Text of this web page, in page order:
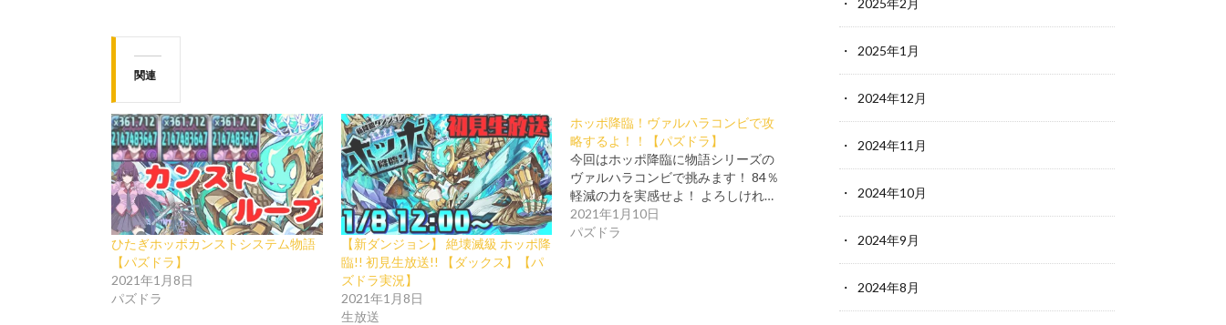
関連
ひたぎホッポカンストシステム物語
【パズドラ】
2021年1月8日
パズドラ
【新ダンジョン】 絶壊滅級 ホッポ降
臨!! 初見生放送!! 【ダックス】【パ
ズドラ実況】
2021年1月8日
生放送
ホッポ降臨！ヴァルハラコンビで攻
略するよ！！【パズドラ】
今回はホッポ降臨に物語シリーズの
ヴァルハラコンビで挑みます！ 84％
軽減の力を実感せよ！ よろしけれ…
2021年1月10日
パズドラ
2025年2月
2025年1月
2024年12月
2024年11月
2024年10月
2024年9月
2024年8月